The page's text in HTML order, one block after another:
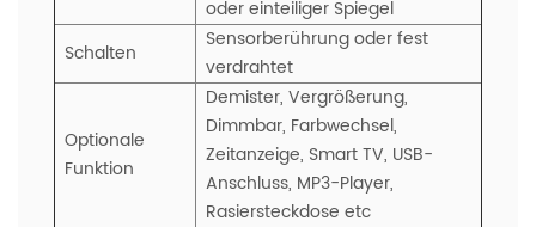
oder einteiliger Spiegel
Schalten
Sensorberührung oder fest
verdrahtet
Optionale
Funktion
Demister, Vergrößerung,
Dimmbar, Farbwechsel,
Zeitanzeige, Smart TV, USB-
Anschluss, MP3-Player,
Rasiersteckdose etc